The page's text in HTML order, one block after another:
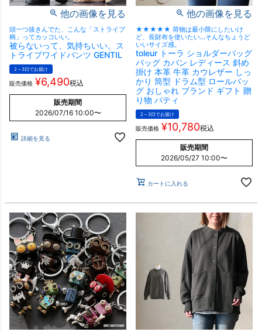
他の画像を見る
頭一つ抜きんでた、こんな「ストライプ
柄」ってカッコいい。
被らないって、気持ちいい。ス
トライプワイドパンツ GENTIL
2～3日でお届け
販売価格 ¥6,490税込
販売期間
2026/07/16 10:00〜
詳細を見る
他の画像を見る
★★★★★ 荷物は最小限にしたいけ
ど、長財布を使いたい…そんなちょうど
いいサイズ感。
toleur トーラ ショルダーバッグ
バッグ カバン レディース 斜め
掛け 本革 牛革 カウレザー しっ
かり 筒型 ドラム型 ロールバッ
グ おしゃれ ブランド ギフト 贈
り物 パティ
2～3日でお届け
販売価格 ¥10,780税込
販売期間
2026/05/27 10:00〜
カートに入れる